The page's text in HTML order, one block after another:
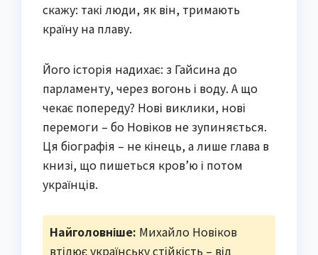
скажу: такі люди, як він, тримають
країну на плаву.
Його історія надихає: з Гайсина до
парламенту, через вогонь і воду. А що
чекає попереду? Нові виклики, нові
перемоги – бо Новіков не зупиняється.
Ця біографія – не кінець, а лише глава в
книзі, що пишеться кров’ю і потом
українців.
Найголовніше: Михайло Новіков
втілює українську стійкість – від